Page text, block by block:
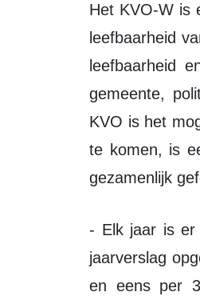
Het KVO-W is een keurmerk waarin partijen samen werken aan de veiligheid en
leefbaarheid
leefbaarheid
gemeente,
KVO is het
te komen, is
gezamenlijk
- Elk jaar is er een schouw, er worden vergaderingen gehouden, er wordt een
jaarverslag
en eens per